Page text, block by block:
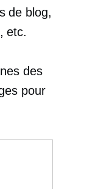
de blog,
etc.
des
pour